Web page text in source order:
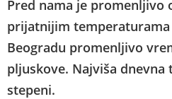
Pred nama je promenljivo
prijatnijim temperaturama
Beogradu promenljivo
pljuskove. Najviša dnevna
stepeni.